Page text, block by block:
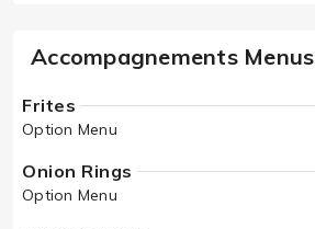
Accompagnements Menus
Frites
Option Menu
Onion Rings
Option Menu